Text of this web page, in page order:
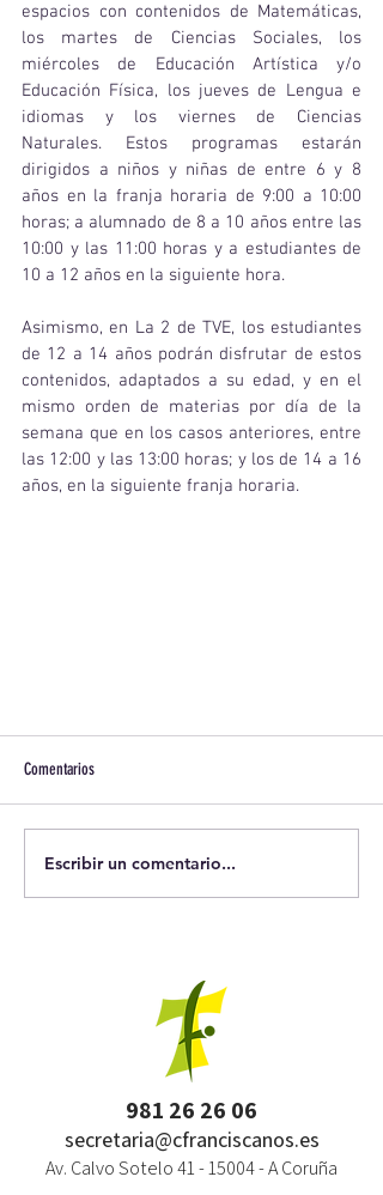
espacios con contenidos de Matemáticas,
los martes de Ciencias Sociales, los
miércoles de Educación Artística y/o
Educación Física, los jueves de Lengua e
idiomas y los viernes de Ciencias
Naturales. Estos programas estarán
dirigidos a niños y niñas de entre 6 y 8
años en la franja horaria de 9:00 a 10:00
horas; a alumnado de 8 a 10 años entre las
10:00 y las 11:00 horas y a estudiantes de
10 a 12 años en la siguiente hora.
Asimismo, en La 2 de TVE, los estudiantes
de 12 a 14 años podrán disfrutar de estos
contenidos, adaptados a su edad, y en el
mismo orden de materias por día de la
semana que en los casos anteriores, entre
las 12:00 y las 13:00 horas; y los de 14 a 16
años, en la siguiente franja horaria.
Comentarios
Escribir un comentario...
981 26 26 06
secretaria@cfranciscanos.es
Av. Calvo Sotelo41 - 15004- A Coruña